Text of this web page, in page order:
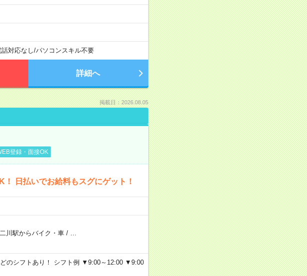
対応なし/パソコンスキル不要
詳細へ
掲載日：2026.08.05
登録・面接OK
！ 日払いでお給料もスグにゲット！
二川駅からバイク・車/
どのシフトあり！ シフト例 ▼9:00～12:00 ▼9:00